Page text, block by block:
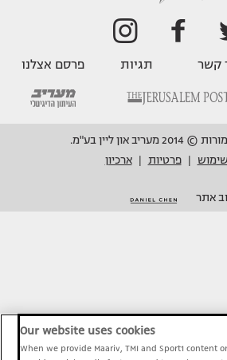
קשר תגיות פרסם אצלנו
און ליין בע"מ.
פרטיות ארכיון
אתר
Our website uses cookies
When we provide Maariv, TMI and Sport1 content